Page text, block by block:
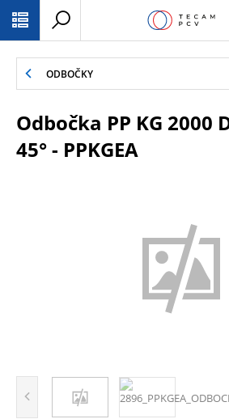
ODBOČKY
Odbočka PP KG 2000
45° - PPKGEA